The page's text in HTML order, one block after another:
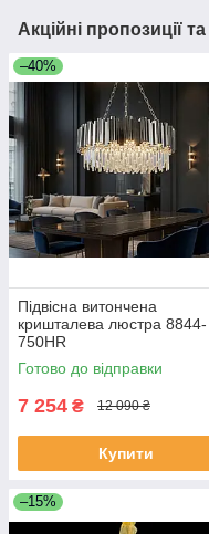
Акційні пропозиції
–40%
Підвісна витончена
кришталева люстра 8844-
750HR
Готово до відправки
7 254 ₴ 12 090 ₴
Купити
–15%